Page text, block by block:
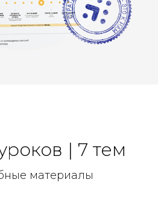
| 7 тем
материалы